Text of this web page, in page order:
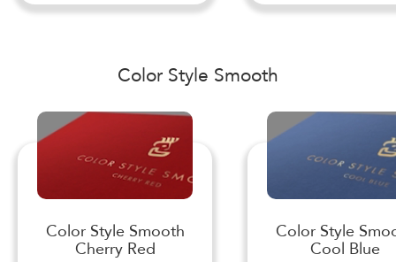
Color Style Smooth
Color Style Smooth
Cherry Red
Color Style
Cool Blue